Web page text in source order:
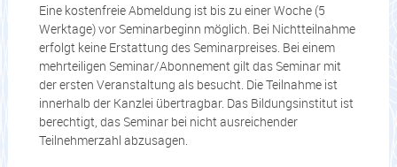
Eine kostenfreie Abmeldung ist bis zu einer Woche (5
Werktage) vor Seminarbeginn möglich. Bei Nichtteilnahme
erfolgt keine Erstattung des Seminarpreises. Bei einem
mehrteiligen Seminar/Abonnement gilt das Seminar mit
der ersten Veranstaltung als besucht. Die Teilnahme ist
innerhalb der Kanzlei übertragbar. Das Bildungsinstitut ist
berechtigt, das Seminar bei nicht ausreichender
Teilnehmerzahl abzusagen.